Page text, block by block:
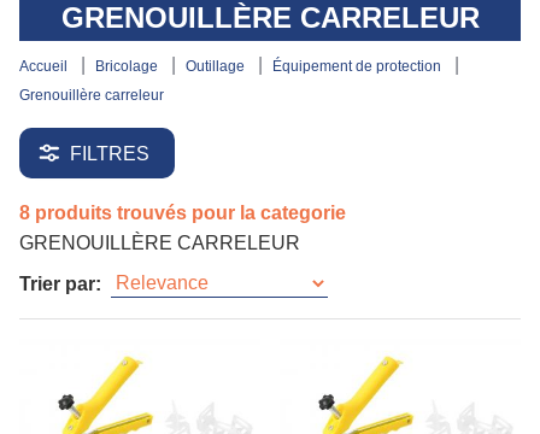
GRENOUILLÈRE CARRELEUR
accueil bricolage outillage
équipement de protection
grenouillère carreleur
FILTRES
8 produits trouvés pour la categorie
GRENOUILLÈRE CARRELEUR
Trier par: